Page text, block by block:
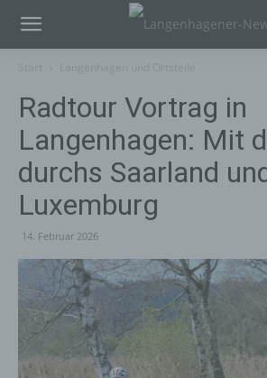
Radtour Vortrag in
Langenhagen: Mit
durchs Saarland
Luxemburg
14. Februar 2026